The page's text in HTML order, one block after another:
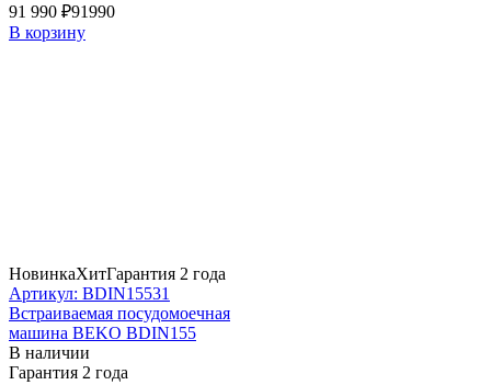
91 990 ₽91990
В корзину
НовинкаХитГарантия 2 года
Артикул: BDIN15531
Встраиваемая посудомоечная
машина BEKO BDIN155
В наличии
Гарантия 2 года